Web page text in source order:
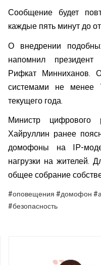
Сообщение будет
каждые пять минут до
О внедрении
напомнил
Рифкат Минниханов.
системами не
текущего года.
Министр цифрового
Хайруллин ранее
домофоны на IP-
нагрузки на жителей.
общее собрание
#оповещения #домофон
#безопасность